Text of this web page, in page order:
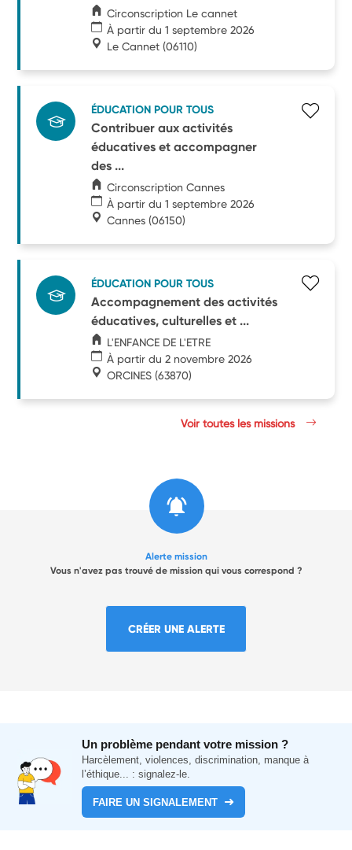
Circonscription Le cannet
À partir du 1 septembre 2026
Le Cannet (06110)
ÉDUCATION POUR TOUS
Contribuer aux activités
éducatives et accompagner
des ...
Circonscription Cannes
À partir du 1 septembre 2026
Cannes (06150)
ÉDUCATION POUR TOUS
Accompagnement des activités
éducatives, culturelles et ...
L'ENFANCE DE L'ETRE
À partir du 2 novembre 2026
ORCINES (63870)
Voir toutes les missions
Alerte mission
Vous n'avez pas trouvé de mission qui vous correspond ?
CRÉER UNE ALERTE
Un problème pendant votre mission ?
Harcèlement, violences, discrimination, manque à
l’éthique... : signalez-le.
FAIRE UN SIGNALEMENT